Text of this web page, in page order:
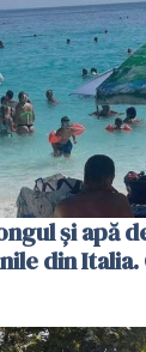
și apă
din